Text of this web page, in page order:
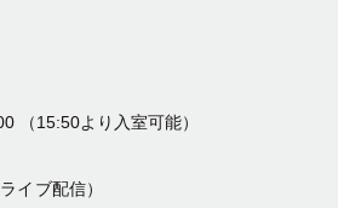
（15:50より入室可能）
イブ配信）